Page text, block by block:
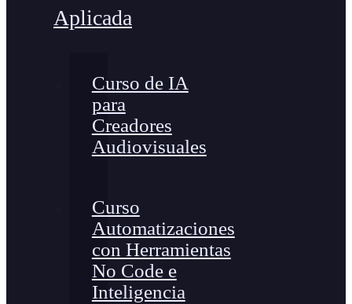
Aplicada
Curso de IA
para
Creadores
Audiovisuales
Curso
Automatizaciones
con Herramientas
No Code e
Inteligencia